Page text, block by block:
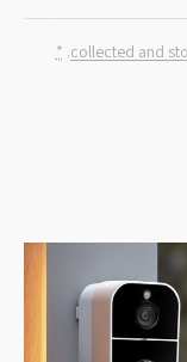
collected and
.
*